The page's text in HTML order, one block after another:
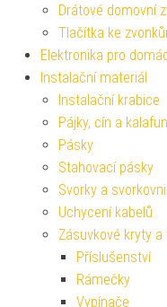
Drátové domovní
Tlačítka ke
Elektronika pro
Instalační materiál
Instalační krabice
Pájky, cín a
Pásky
Stahovací pásky
Svorky a
Uchycení kabelů
Zásuvkové kryty
Příslušenství
Rámečky
Vypínače